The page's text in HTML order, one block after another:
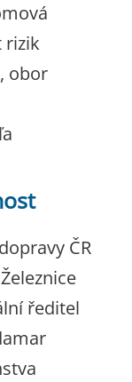
rizik
obor
ČR
ředitel